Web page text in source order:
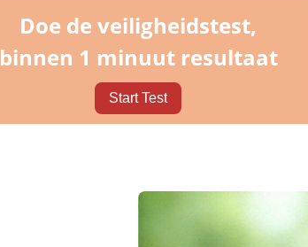
Doe de veiligheidstest,
binnen 1 minuut resultaat
Start Test